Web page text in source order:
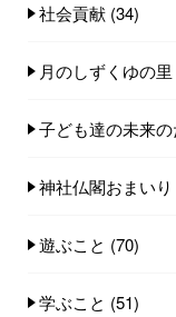
社会貢献 (34)
月のしずくゆの里
子ども達の未来の
神社仏閣おまいり
遊ぶこと (70)
学ぶこと (51)